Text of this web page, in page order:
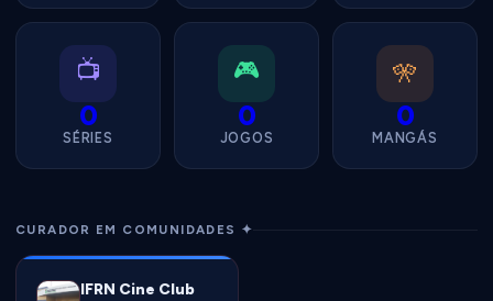
📺
0
SÉRIES
🎮
0
JOGOS
🎌
0
MANGÁS
CURADOR EM COMUNIDADES ✦
IFRN Cine Club